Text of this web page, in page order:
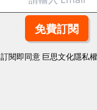
訂閱即同意 巨思文化隱私